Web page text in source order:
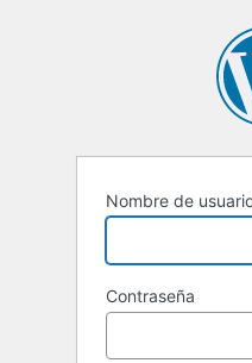
Nombre de
Contraseña